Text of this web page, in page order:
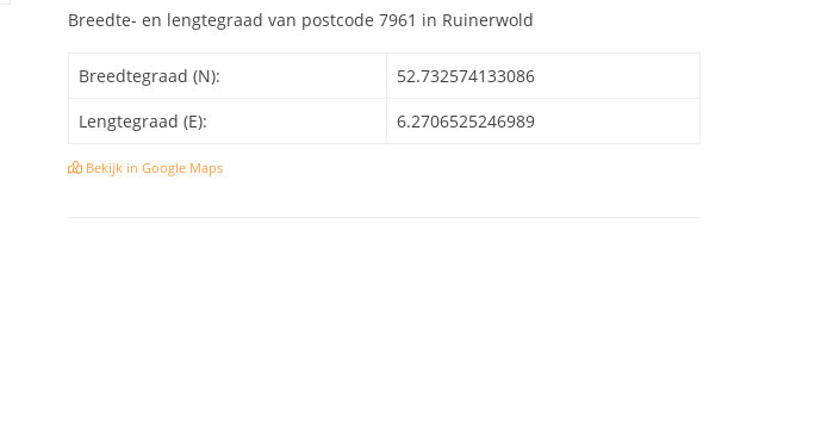
Breedte- en lengtegraad van postcode 7961 in Ruinerwold
Breedtegraad (N):
52.732574133086
Lengtegraad (E):
6.2706525246989
Bekijk in Google Maps